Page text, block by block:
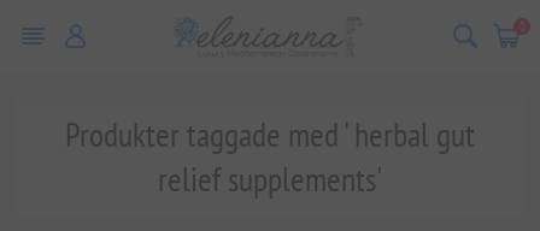
0
Produkter taggade med ' herbal gut
relief supplements'